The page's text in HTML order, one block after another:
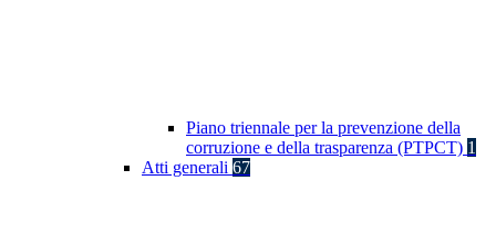
Piano triennale per la prevenzione della
corruzione e della trasparenza (PTPCT) 1
Atti generali 67